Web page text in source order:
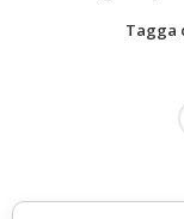
Tagga